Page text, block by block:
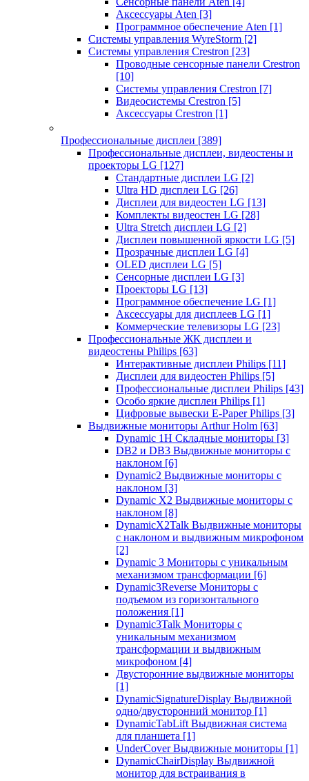
Аксессуары Aten [3]
Программное обеспечение Aten [1]
Системы управления WyreStorm [2]
Системы управления Crestron [23]
Проводные сенсорные панели Crestron
[10]
Системы управления Crestron [7]
Видеосистемы Crestron [5]
Аксессуары Crestron [1]
Профессиональные дисплеи [389]
Профессиональные дисплеи, видеостены и
проекторы LG [127]
Стандартные дисплеи LG [2]
Ultra HD дисплеи LG [26]
Дисплеи для видеостен LG [13]
Комплекты видеостен LG [28]
Ultra Stretch дисплеи LG [2]
Дисплеи повышенной яркости LG [5]
Прозрачные дисплеи LG [4]
OLED дисплеи LG [5]
Сенсорные дисплеи LG [3]
Проекторы LG [13]
Программное обеспечение LG [1]
Аксессуары для дисплеев LG [1]
Коммерческие телевизоры LG [23]
Профессиональные ЖК дисплеи и
видеостены Philips [63]
Интерактивные дисплеи Philips [11]
Дисплеи для видеостен Philips [5]
Профессиональные дисплеи Philips [43]
Особо яркие дисплеи Philips [1]
Цифровые вывески E-Paper Philips [3]
Выдвижные мониторы Arthur Holm [63]
Dynamic 1Н Складные мониторы [3]
DB2 и DB3 Выдвижные мониторы с
наклоном [6]
Dynamic2 Выдвижные мониторы с
наклоном [3]
Dynamic X2 Выдвижные мониторы с
наклоном [8]
DynamicX2Talk Выдвижные мониторы
с наклоном и выдвижным микрофоном
[2]
Dynamic 3 Мониторы с уникальным
механизмом трансформации [6]
Dynamic3Reverse Мониторы с
подъемом из горизонтального
положения [1]
Dynamic3Talk Мониторы с
уникальным механизмом
трансформации и выдвижным
микрофоном [4]
Двусторонние выдвижные мониторы
[1]
DynamicSignatureDisplay Выдвижной
одно/двусторонний монитор [1]
DynamicTabLift Выдвижная система
для планшета [1]
UnderCover Выдвижные мониторы [1]
DynamicChairDisplay Выдвижной
монитор для встраивания в